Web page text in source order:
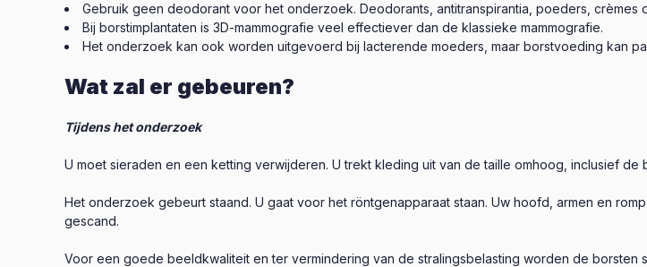
Gebruik geen deodorant voor het onderzoek. Deodorants, antitranspirantia, poeders,
Bij borstimplantaten is 3D-mammografie veel effectiever dan de klassieke mammografie.
Het onderzoek kan ook worden uitgevoerd bij lacterende moeders, maar borstvoeding kan
Wat zal er gebeuren?
Tijdens het onderzoek
U moet sieraden en een ketting verwijderen. U trekt kleding uit van de taille omhoog, inclusief de
Het onderzoek gebeurt staand. U gaat voor het röntgenapparaat staan. Uw hoofd, armen en
gescand.
Voor een goede beeldkwaliteit en ter vermindering van de stralingsbelasting worden de